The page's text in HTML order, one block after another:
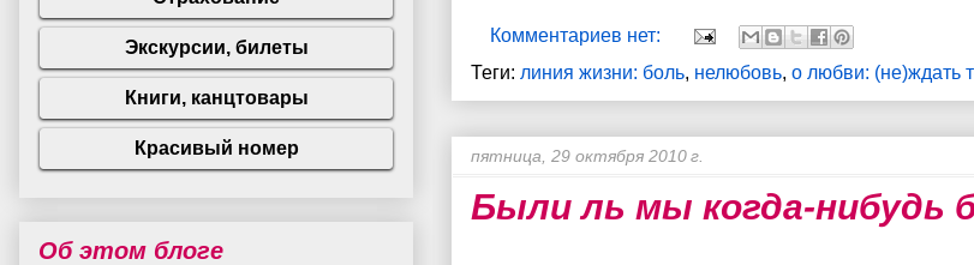
Комментариев нет:
Теги: линия жизни: боль, нелюбовь, о любви: (не)ждать
пятница, 29 октября 2010 г.
Были ль мы когда-нибудь
Об этом блоге